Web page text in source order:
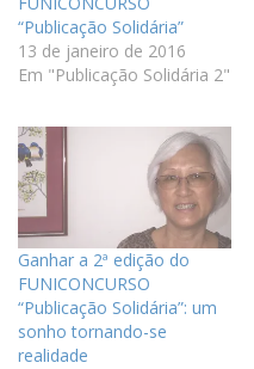
“Publicação Solidária”
13 de janeiro de 2016
Em "Publicação Solidária 2"
Ganhar a 2ª edição do
FUNICONCURSO
“Publicação Solidária”: um
sonho tornando-se
realidade